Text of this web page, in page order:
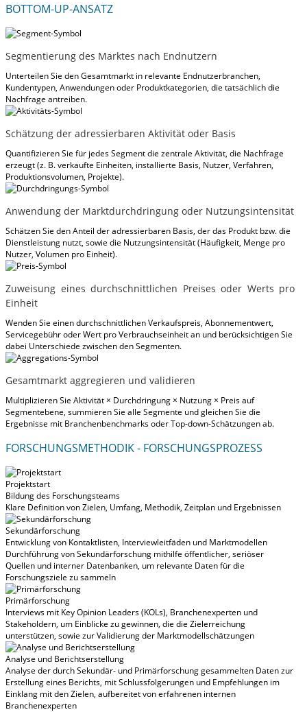
BOTTOM-UP-ANSATZ
Segmentierung des Marktes nach Endnutzern
Unterteilen Sie den Gesamtmarkt in relevante Endnutzerbranchen,
Kundentypen, Anwendungen oder Produktkategorien, die tatsächlich die
Nachfrage antreiben.
Schätzung der adressierbaren Aktivität oder Basis
Quantifizieren Sie für jedes Segment die zentrale Aktivität, die Nachfrage
erzeugt (z. B. verkaufte Einheiten, installierte Basis, Nutzer, Verfahren,
Produktionsvolumen, Projekte).
Anwendung der Marktdurchdringung oder Nutzungsintensität
Schätzen Sie den Anteil der adressierbaren Basis, der das Produkt bzw. die
Dienstleistung nutzt, sowie die Nutzungsintensität (Häufigkeit, Menge pro
Nutzer, Volumen pro Einheit).
Zuweisung eines durchschnittlichen Preises oder Werts pro
Einheit
Wenden Sie einen durchschnittlichen Verkaufspreis, Abonnementwert,
Servicegebühr oder Wert pro Verbrauchseinheit an und berücksichtigen Sie
dabei Unterschiede zwischen den Segmenten.
Gesamtmarkt aggregieren und validieren
Multiplizieren Sie Aktivität × Durchdringung × Nutzung × Preis auf
Segmentebene, summieren Sie alle Segmente und gleichen Sie die
Ergebnisse mit Branchenbenchmarks oder Top-down-Schätzungen ab.
FORSCHUNGSMETHODIK - FORSCHUNGSPROZESS
Projektstart
Bildung des Forschungsteams
Klare Definition von Zielen, Umfang, Methodik, Zeitplan und Ergebnissen
Sekundärforschung
Entwicklung von Kontaktlisten, Interviewleitfäden und Marktmodellen
Durchführung von Sekundärforschung mithilfe öffentlicher, seriöser
Quellen und interner Datenbanken, um relevante Daten für die
Forschungsziele zu sammeln
Primärforschung
Interviews mit Key Opinion Leaders (KOLs), Branchenexperten und
Stakeholdern, um Einblicke zu gewinnen, die die Zielerreichung
unterstützen, sowie zur Validierung der Marktmodellschätzungen
Analyse und Berichtserstellung
Analyse der durch Sekundär- und Primärforschung gesammelten Daten zur
Erstellung eines Berichts, mit Schlussfolgerungen und Empfehlungen im
Einklang mit den Zielen, aufbereitet von erfahrenen internen
Branchenexperten